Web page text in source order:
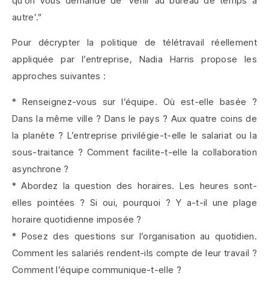
autre’.”
Pour décrypter la politique de télétravail réellement
appliquée par l’entreprise, Nadia Harris propose les
approches suivantes :
* Renseignez-vous sur l’équipe. Où est-elle basée ?
Dans la même ville ? Dans le pays ? Aux quatre coins de
la planète ? L’entreprise privilégie-t-elle le salariat ou la
sous-traitance ? Comment facilite-t-elle la collaboration
asynchrone ?
* Abordez la question des horaires. Les heures sont-
elles pointées ? Si oui, pourquoi ? Y a-t-il une plage
horaire quotidienne imposée ?
* Posez des questions sur l’organisation au quotidien.
Comment les salariés rendent-ils compte de leur travail ?
Comment l’équipe communique-t-elle ?